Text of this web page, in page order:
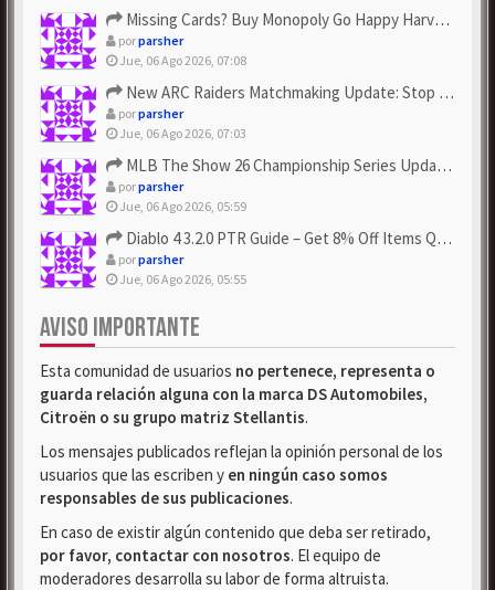
Missing Cards? Buy Monopoly Go Happy Harvest with Looney Tun...
porparsher
Jue, 06 Ago 2026, 07:08
New ARC Raiders Matchmaking Update: Stop Failed - Grab Bluep...
porparsher
Jue, 06 Ago 2026, 07:03
MLB The Show 26 Championship Series Update! Get Cheap & ...
porparsher
Jue, 06 Ago 2026, 05:59
Diablo 4 3.2.0 PTR Guide – Get 8% Off Items Quickly to Test ...
porparsher
Jue, 06 Ago 2026, 05:55
AVISO IMPORTANTE
Esta comunidad de usuarios no pertenece, representa o
guarda relación alguna con la marca DS Automobiles,
Citroën o su grupo matriz Stellantis.
Los mensajes publicados reflejan la opinión personal de los
usuarios que las escriben y en ningún caso somos
responsables de sus publicaciones.
En caso de existir algún contenido que deba ser retirado,
por favor, contactar con nosotros. El equipo de
moderadores desarrolla su labor de forma altruista.